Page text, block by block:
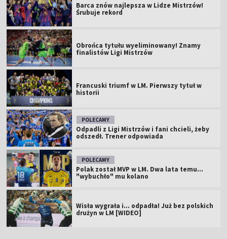
Barca znów najlepsza w Lidze Mistrzów!
Śrubuje rekord
Obrońca tytułu wyeliminowany! Znamy
finalistów Ligi Mistrzów
Francuski triumf w LM. Pierwszy tytuł w
historii
POLECAMY
Odpadli z Ligi Mistrzów i fani chcieli, żeby
odszedł. Trener odpowiada
POLECAMY
Polak został MVP w LM. Dwa lata temu...
"wybuchło" mu kolano
Wisła wygrała i... odpadła! Już bez polskich
drużyn w LM [WIDEO]